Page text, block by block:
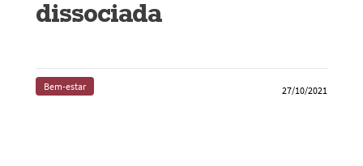
dissociada
Bem-estar 27/10/2021